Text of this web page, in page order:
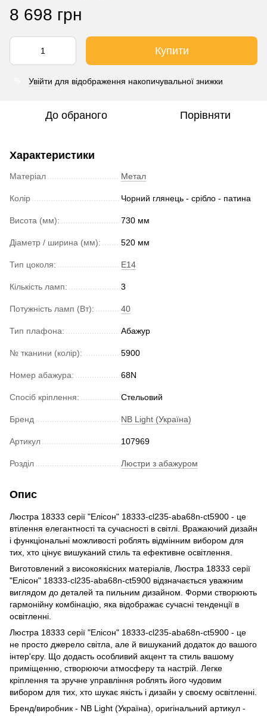
8 698 грн
Купити
Увійти для відображення накопичувальної знижки
До обраного Порівняти
Характеристики
Матеріал Метал
Колір Чорний глянець - срібло - патина
Висота (мм): 730 мм
Діаметр / ширина (мм): 520 мм
Тип цоколя: E14
Кількість ламп: 3
Потужність ламп (Вт): 40
Тип плафона: Абажур
№ тканини (колір): 5900
Номер абажура: 68N
Спосіб кріплення: Стельовий
Бренд NB Light (Україна)
Артикул 107969
Розділ Люстри з абажуром
Опис
Люстра 18333 серії "Елісон" 18333-cl235-aba68n-ct5900 - це
втілення елегантності та сучасності в світлі. Вражаючий дизайн
і функціональні можливості роблять відмінним вибором для
тих, хто цінує вишуканий стиль та ефективне освітлення.
Виготовлений з високоякісних матеріалів, Люстра 18333 серії
"Елісон" 18333-cl235-aba68n-ct5900 відзначається уважним
виглядом до деталей та пильним дизайном. Форми створюють
гармонійну комбінацію, яка відображає сучасні тенденції в
освітленні.
Люстра 18333 серії "Елісон" 18333-cl235-aba68n-ct5900 - це
не просто джерело світла, але й вишуканий додаток до вашого
інтер'єру. Що додасть особливий акцент та стиль вашому
приміщенню, створюючи атмосферу та настрій. Легке
кріплення та зручне управління роблять його чудовим
вибором для тих, хто шукає якість і дизайн у своєму освітленні.
Бренд/виробник - NB Light (Україна), оригінальний артикул -